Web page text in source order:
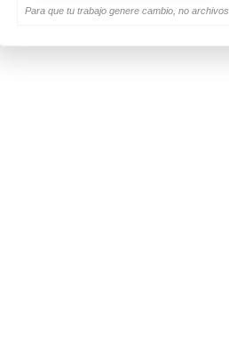
Para que tu trabajo genere cambio, no archivos.